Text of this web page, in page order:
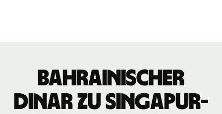
bahrainischer
Dinar zu Singapur-